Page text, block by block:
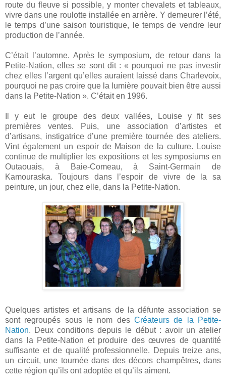
route du fleuve si possible, y monter chevalets et tableaux,
vivre dans une roulotte installée en arrière. Y demeurer l’été,
le temps d’une saison touristique, le temps de vendre leur
production de l’année.
C’était l’automne. Après le symposium, de retour dans la
Petite-Nation, elles se sont dit : « pourquoi ne pas investir
chez elles l’argent qu’elles auraient laissé dans Charlevoix,
pourquoi ne pas croire que la lumière pouvait bien être aussi
dans la Petite-Nation ». C’était en 1996.
Il y eut le groupe des deux vallées, Louise y fit ses
premières ventes. Puis, une association d’artistes et
d’artisans, instigatrice d’une première tournée des ateliers.
Vint également un espoir de Maison de la culture. Louise
continue de multiplier les expositions et les symposiums en
Outaouais, à Baie-Comeau, à Saint-Germain de
Kamouraska. Toujours dans l’espoir de vivre de la sa
peinture, un jour, chez elle, dans la Petite-Nation.
Quelques artistes et artisans de la défunte association se
sont regroupés sous le nom des Créateurs de la Petite-
Nation. Deux conditions depuis le début : avoir un atelier
dans la Petite-Nation et produire des œuvres de quantité
suffisante et de qualité professionnelle. Depuis treize ans,
un circuit, une tournée dans des décors champêtres, dans
cette région qu’ils ont adoptée et qu’ils aiment.